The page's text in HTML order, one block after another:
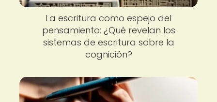
La escritura como espejo del
pensamiento: ¿Qué revelan los
sistemas de escritura sobre la
cognición?